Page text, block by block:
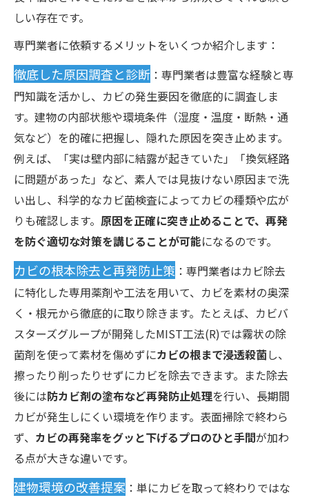
しい存在です。
専門業者に依頼するメリットをいくつか紹介します：
徹底した原因調査と診断 ：専門業者は豊富な経験と専
門知識を活かし、カビの発生要因を徹底的に調査しま
す。建物の内部状態や環境条件（湿度・温度・断熱・通
気など）を的確に把握し、隠れた原因を突き止めます。
例えば、「実は壁内部に結露が起きていた」「換気経路
に問題があった」など、素人では見抜けない原因まで洗
い出し、科学的なカビ菌検査によってカビの種類や広が
りも確認します。 原因を正確に突き止めることで、再発
を防ぐ適切な対策を講じることが可能になるのです。
カビの根本除去と再発防止策 ：専門業者はカビ除去
に特化した専用薬剤や工法を用いて、カビを素材の奥深
く・根元から徹底的に取り除きます。たとえば、カビバ
スターズグループが開発したMIST工法(R)では霧状の除
菌剤を使って素材を傷めずにカビの根まで浸透殺菌し、
擦ったり削ったりせずにカビを除去できます。また除去
後には防カビ剤の塗布など再発防止処理を行い、長期間
カビが発生しにくい環境を作ります。表面掃除で終わら
ず、 カビの再発率をグッと下げるプロのひと手間が加わ
る点が大きな違いです。
建物環境の改善提案 ：単にカビを取って終わりではな